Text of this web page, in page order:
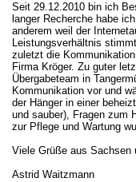
Seit 29.12.2010 bin ich
langer Recherche habe
anderem weil der
Leistungsverhältnis
zuletzt die
Firma Kröger. Zu guter
Übergabeteam in
Kommunikation vor und
der Hänger in einer
und sauber), Fragen zum
zur Pflege und Wartung
Viele Grüße aus Sachsen
Astrid Waitzmann